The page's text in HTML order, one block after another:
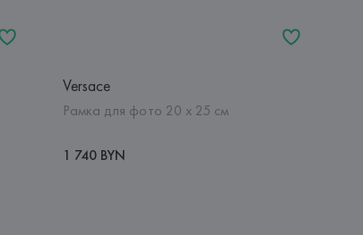
Versace
Рамка для фото 20 х 25 см
1 740 BYN